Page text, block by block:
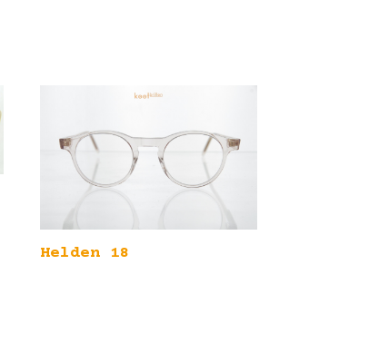
Helden 18